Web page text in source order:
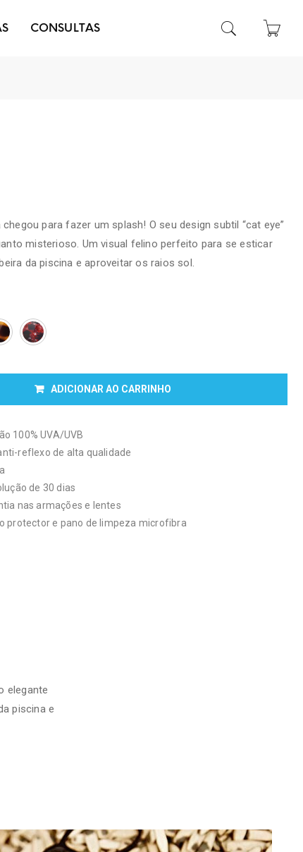
CONSULTAS
para fazer um splash! O seu design subtil “cat eye”
misterioso. Um visual felino perfeito para se esticar
da piscina e aproveitar os raios sol.
ADICIONAR AO CARRINHO
100% UVA/UVB
reflexo de alta qualidade
de 30 dias
nas armações e lentes
protector e pano de limpeza microfibra
elegante
piscina e